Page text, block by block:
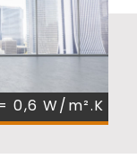
0,6 W/m².K